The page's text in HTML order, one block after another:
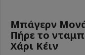
Μπάγερν
Πήρε το
Χάρι Κέιν